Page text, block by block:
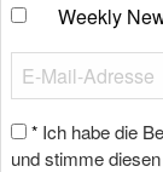
Weekly
* Ich habe die
und stimme